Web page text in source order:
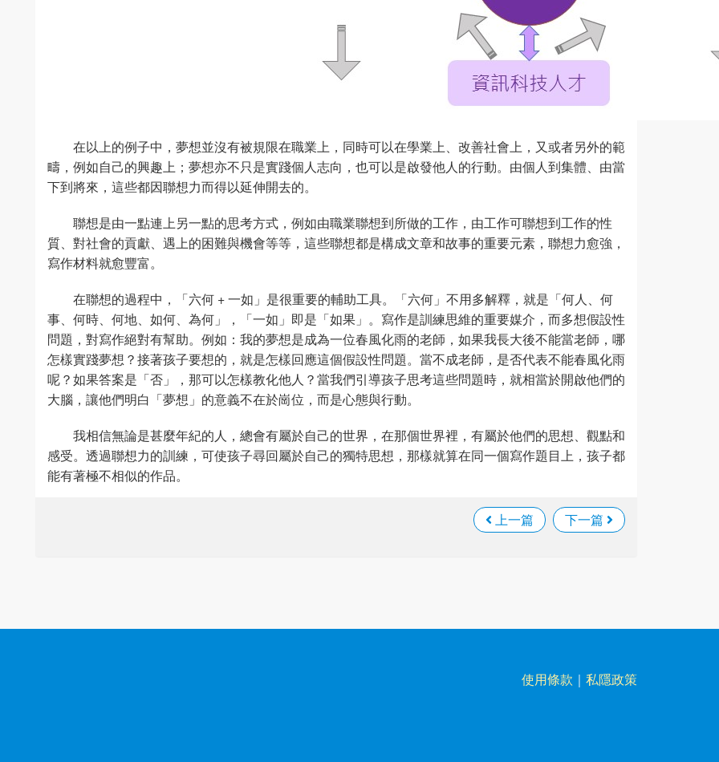
在以上的例子中，夢想並沒有被規限在職業上，同時可以在學業上、改善社會上，又或者另外的範
疇，例如自己的興趣上；夢想亦不只是實踐個人志向，也可以是啟發他人的行動。由個人到集體、由當
下到將來，這些都因聯想力而得以延伸開去的。
聯想是由一點連上另一點的思考方式，例如由職業聯想到所做的工作，由工作可聯想到工作的性
質、對社會的貢獻、遇上的困難與機會等等，這些聯想都是構成文章和故事的重要元素，聯想力愈強，
寫作材料就愈豐富。
在聯想的過程中，「六何 + 一如」是很重要的輔助工具。「六何」不用多解釋，就是「何人、何
事、何時、何地、如何、為何」，「一如」即是「如果」。寫作是訓練思維的重要媒介，而多想假設性
問題，對寫作絕對有幫助。例如：我的夢想是成為一位春風化雨的老師，如果我長大後不能當老師，哪
怎樣實踐夢想？接著孩子要想的，就是怎樣回應這個假設性問題。當不成老師，是否代表不能春風化雨
呢？如果答案是「否」，那可以怎樣教化他人？當我們引導孩子思考這些問題時，就相當於開啟他們的
大腦，讓他們明白「夢想」的意義不在於崗位，而是心態與行動。
我相信無論是甚麼年紀的人，總會有屬於自己的世界，在那個世界裡，有屬於他們的思想、觀點和
感受。透過聯想力的訓練，可使孩子尋回屬於自己的獨特思想，那樣就算在同一個寫作題目上，孩子都
能有著極不相似的作品。
上一篇 下一篇
使用條款 ｜ 私隱政策